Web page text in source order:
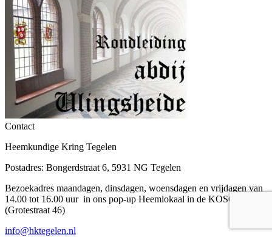
Contact
Heemkundige Kring Tegelen
Postadres: Bongerdstraat 6, 5931 NG Tegelen
Bezoekadres maandagen, dinsdagen, woensdagen en vrijdagen van
14.00 tot 16.00 uur in ons pop-up Heemlokaal in de KOSO
(Grotestraat 46)
info@hktegelen.nl